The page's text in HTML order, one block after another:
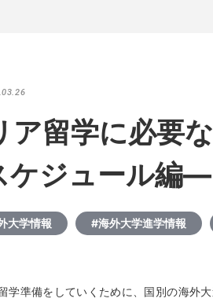
ア留学に必要
ジュール編―
大学情報 #海外大学進学情報
学準備をしていくために、国別の海外